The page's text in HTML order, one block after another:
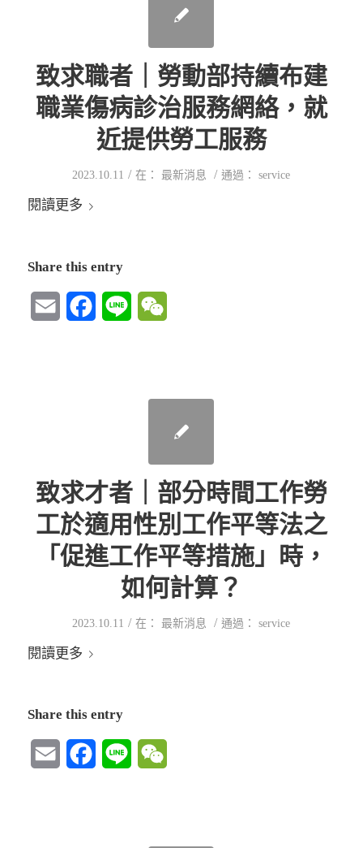
致求職者｜勞動部持續布建
職業傷病診治服務網絡，就
近提供勞工服務
2023.10.11 / 在： 最新消息 / 通過：service
閱讀更多
Share this entry
Email FacebookLine
致求才者｜部分時間工作勞
工於適用性別工作平等法之
「促進工作平等措施」時，
如何計算？
2023.10.11 / 在： 最新消息 / 通過：service
閱讀更多
Share this entry
Email FacebookLine